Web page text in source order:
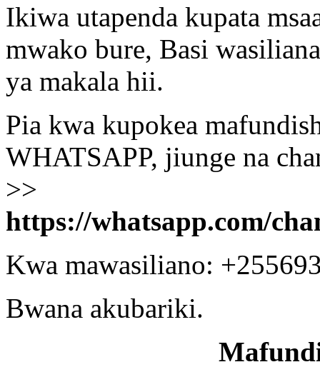
Ikiwa utapenda kupata
mwako bure, Basi
ya makala hii.
Pia kwa kupokea
WHATSAPP, jiunge na
>>
https://whatsapp.com/
Kwa mawasiliano:
Bwana akubariki.